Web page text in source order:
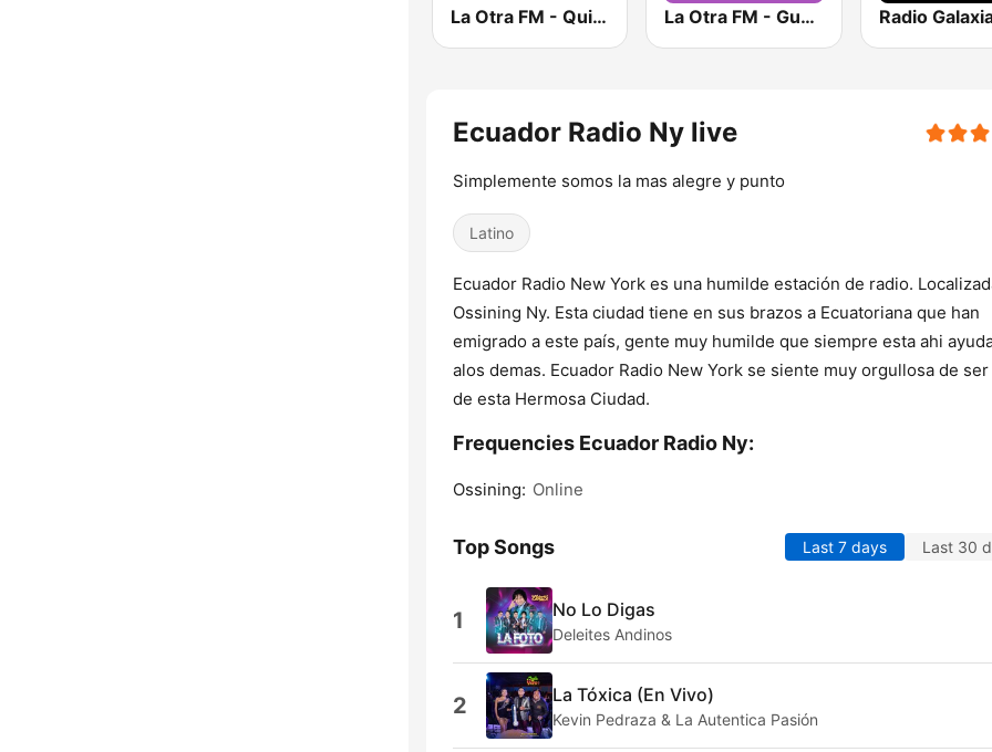
La Otra FM - Quito La Otra FM - Guayaquil Radio
Ecuador Radio Ny live
Simplemente somos la mas alegre y punto
Latino
Ecuador Radio New York es una humilde estación de radio.
Ossining Ny. Esta ciudad tiene en sus brazos a Ecuatoriana que han
emigrado a este país, gente muy humilde que siempre esta ahi
alos demas. Ecuador Radio New York se siente muy orgullosa de
de esta Hermosa Ciudad.
Frequencies Ecuador Radio Ny:
Ossining: Online
Top Songs Last 7 days Last 30
1 No Lo Digas
Deleites Andinos
2 La Tóxica (En Vivo)
Kevin Pedraza & La Autentica Pasión